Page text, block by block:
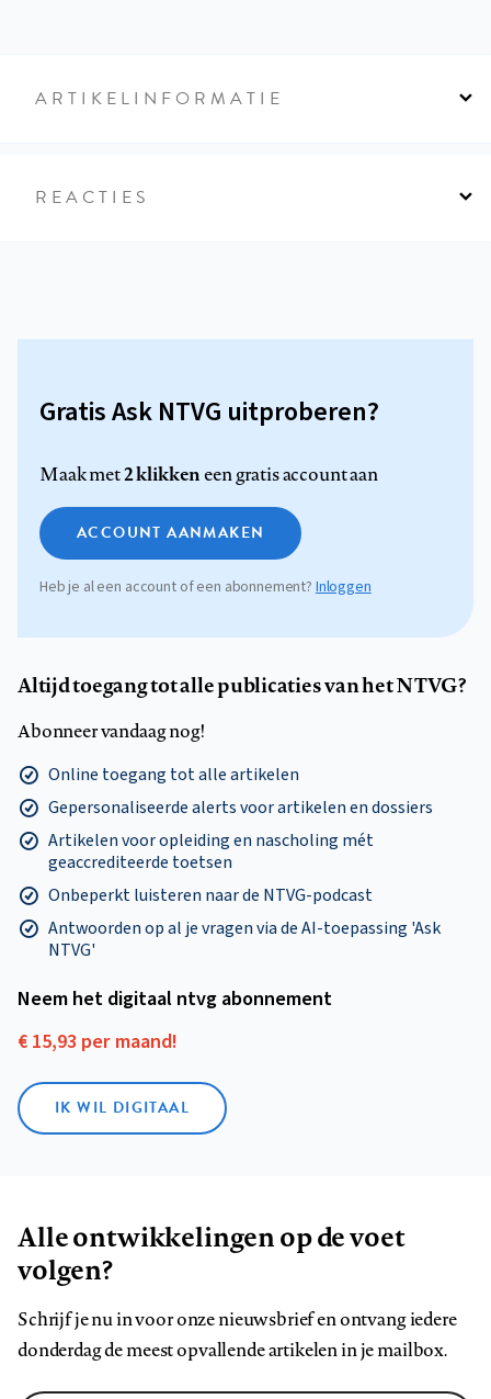
ARTIKELINFORMATIE
REACTIES
Gratis Ask NTVG uitproberen?
Maak met2 klikkeneen gratis account aan
ACCOUNT AANMAKEN
Heb je al een account of een abonnement? Inloggen
Altijd toegang tot alle publicaties van het NTVG?
Abonneer vandaag nog!
Online toegang tot alle artikelen
Gepersonaliseerde alerts voor artikelen en dossiers
Artikelen voor opleiding en nascholing mét
geaccrediteerde toetsen
Onbeperkt luisteren naar de NTVG-podcast
Antwoorden op al je vragen via de AI-toepassing 'Ask
NTVG'
Neem het digitaal ntvg abonnement
€ 15,93 per maand!
IK WIL DIGITAAL
Alle ontwikkelingen op de voet
volgen?
Schrijf je nu in voor onze nieuwsbrief en ontvang iedere
donderdag de meest opvallende artikelen in je mailbox.